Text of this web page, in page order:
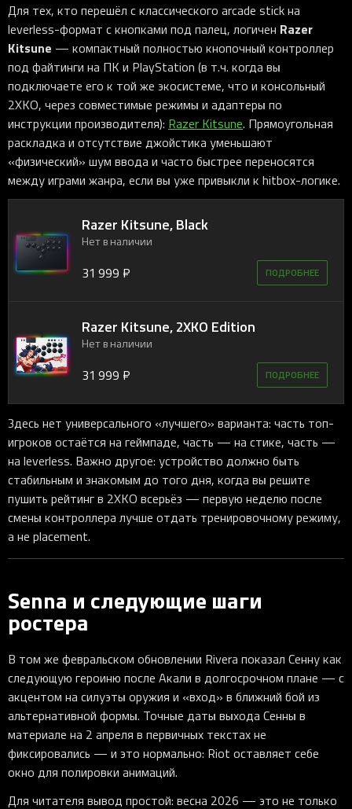
Для тех, кто перешёл с классического arcade stick на
leverless-формат с кнопками под палец, логичен Razer
Kitsune — компактный полностью кнопочный контроллер
под файтинги на ПК и PlayStation (в т.ч. когда вы
подключаете его к той же экосистеме, что и консольный
2XKO, через совместимые режимы и адаптеры по
инструкции производителя): Razer Kitsune. Прямоугольная
раскладка и отсутствие джойстика уменьшают
«физический» шум ввода и часто быстрее переносятся
между играми жанра, если вы уже привыкли к hitbox-логике.
Razer Kitsune, Black
Нет в наличии
31 999 ₽ ПОДРОБНЕЕ
Razer Kitsune, 2XKO Edition
Нет в наличии
31 999 ₽ ПОДРОБНЕЕ
Здесь нет универсального «лучшего» варианта: часть топ-
игроков остаётся на геймпаде, часть — на стике, часть —
на leverless. Важно другое: устройство должно быть
стабильным и знакомым до того дня, когда вы решите
пушить рейтинг в 2XKO всерьёз — первую неделю после
смены контроллера лучше отдать тренировочному режиму,
а не placement.
Senna и следующие шаги
ростера
В том же февральском обновлении Rivera показал Сенну как
следующую героиню после Акали в долгосрочном плане — с
акцентом на силуэты оружия и «вход» в ближний бой из
альтернативной формы. Точные даты выхода Сенны в
материале на 2 апреля в первичных текстах не
фиксировались — и это нормально: Riot оставляет себе
окно для полировки анимаций.
Для читателя вывод простой: весна 2026 — это не только